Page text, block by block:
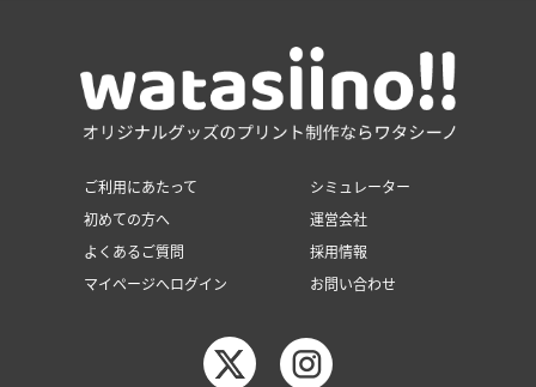
ご利用にあたって
シミュレーター
初めての方へ
運営会社
よくあるご質問
採用情報
マイページへログイン
お問い合わせ